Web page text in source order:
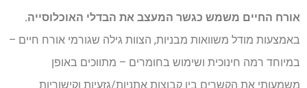
אורח החיים משמש כגשר המעצב את הבדלי האוכלוסייה.
באמצעות מודל משוואות מבניות, הצוות גילה שגורמי אורח חיים –
במיוחד רמה חינוכית ושימוש בחומרים – מתווכים באופן
משמעותי את הקשרים בין קבוצות אתניות/גזעיות וקישוריות